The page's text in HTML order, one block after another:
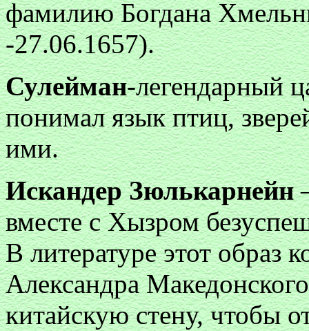
фамилию Богдана
-27.06.1657).
Сулейман-легендарный
понимал язык птиц,
ими.
Искандер Зюлькарнейн
вместе с Хызром
В литературе этот образ
Александра
китайскую стену, чтобы